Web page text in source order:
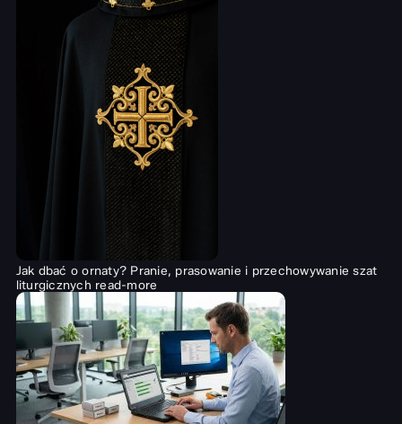
Jak dbać o ornaty? Pranie, prasowanie i przechowywanie szat
liturgicznych read-more